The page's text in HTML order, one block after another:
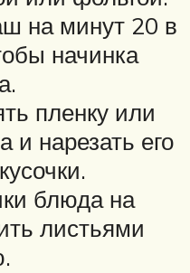
на минут 20 в
начинка
пленку или
и нарезать его
блюда на
листьями